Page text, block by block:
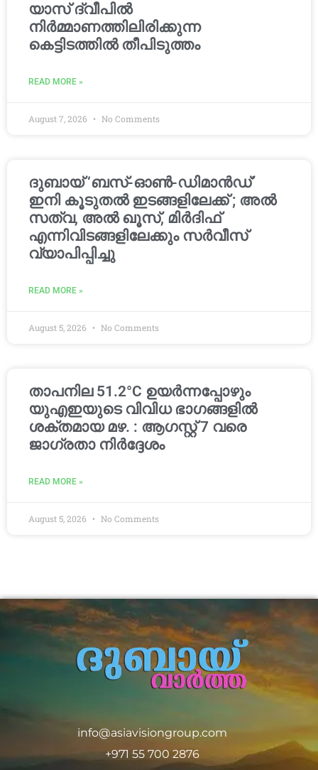
യാസ് ദ്വീപിൽ
നിർമ്മാണത്തിലിരിക്കുന്ന
കെട്ടിടത്തിൽ തീപിടുത്തം
READ MORE »
August 7, 2026 No Comments
ദുബായ് ‘ബസ്-ഓൺ-ഡിമാൻഡ്’
ഇനി കൂടുതൽ ഇടങ്ങളിലേക്ക് ; അൽ
സത്വ, അൽ ഖൂസ്, മിർദിഫ്
എന്നിവിടങ്ങളിലേക്കും സർവീസ്
വ്യാപിപ്പിച്ചു
READ MORE »
August 5, 2026 No Comments
താപനില 51.2°C ഉയർന്നപ്പോഴും
യുഎഇയുടെ വിവിധ ഭാഗങ്ങളിൽ
ശക്തമായ മഴ. : ആഗസ്റ്റ് 7 വരെ
ജാഗ്രതാ നിർദ്ദേശം
READ MORE »
August 5, 2026 No Comments
info@asiavisiongroup.com
+971 55 700 2876